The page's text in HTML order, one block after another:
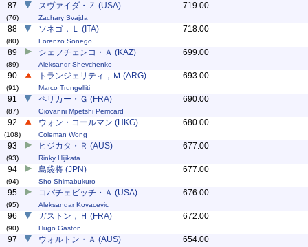
87
(76)
スヴァイダ・Ｚ (USA)
Zachary Svajda
719.00
88
(80)
ソネゴ，Ｌ (ITA)
Lorenzo Sonego
718.00
89
(89)
シェフチェンコ・Ａ (KAZ)
Aleksandr Shevchenko
699.00
90
(91)
トランジェリティ，Ｍ (ARG)
Marco Trungelliti
693.00
91
(87)
ペリカー・Ｇ (FRA)
Giovanni Mpetshi Perricard
690.00
92
(108)
ウォン・コールマン (HKG)
Coleman Wong
680.00
93
(93)
ヒジカタ・Ｒ (AUS)
Rinky Hijikata
677.00
94
(94)
島袋将 (JPN)
Sho Shimabukuro
677.00
95
(95)
コバチェビッチ・Ａ (USA)
Aleksandar Kovacevic
676.00
96
(90)
ガストン，Ｈ (FRA)
Hugo Gaston
672.00
97 ウォルトン・Ａ (AUS) 654.00